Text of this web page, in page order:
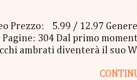
Prezzo: 5.99 / 12.97
304 Dal primo
ambrati diventerà il suo
sembrano essere